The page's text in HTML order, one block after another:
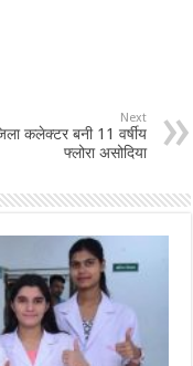
Next
कलेक्टर बनी 11 वर्षीय
फ्लोरा असोदिया